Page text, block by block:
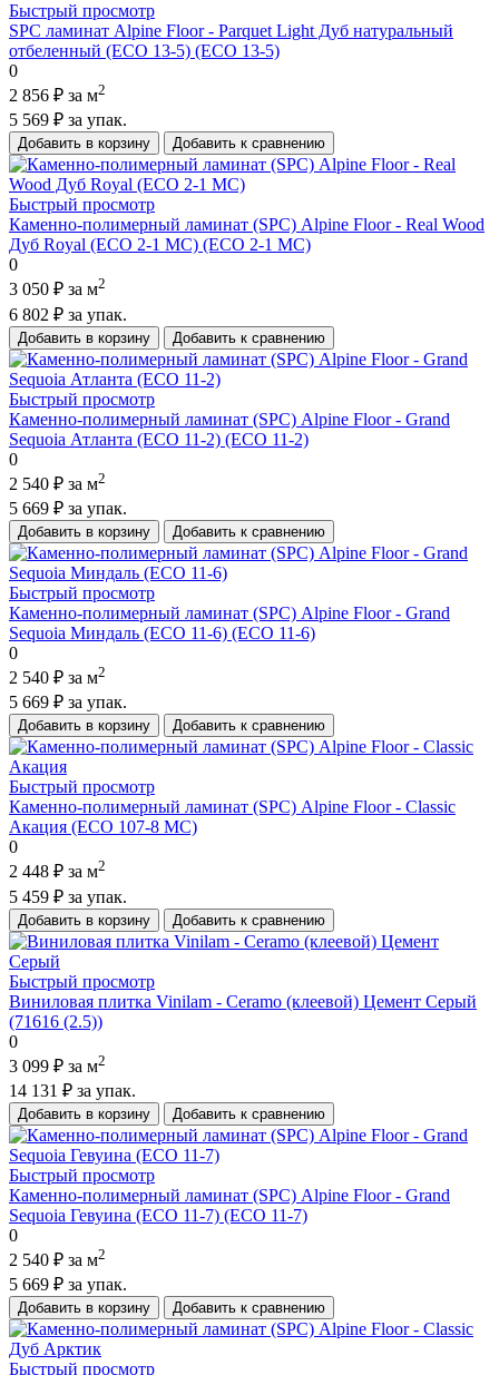
Быстрый просмотр
SPC ламинат Alpine Floor - Parquet Light Дуб натуральный
отбеленный (ECO 13-5) (ECO 13-5)
0
2 856 ₽ за м2
5 569 ₽ за упак.
Добавить в корзину Добавить к сравнению
Быстрый просмотр
Каменно-полимерный ламинат (SPC) Alpine Floor - Real Wood
Дуб Royal (ECO 2-1 MC) (ECO 2-1 MC)
0
3 050 ₽ за м2
6 802 ₽ за упак.
Добавить в корзину Добавить к сравнению
Быстрый просмотр
Каменно-полимерный ламинат (SPC) Alpine Floor - Grand
Sequoia Атланта (ECO 11-2) (ECO 11-2)
0
2 540 ₽ за м2
5 669 ₽ за упак.
Добавить в корзину Добавить к сравнению
Быстрый просмотр
Каменно-полимерный ламинат (SPC) Alpine Floor - Grand
Sequoia Миндаль (ECO 11-6) (ECO 11-6)
0
2 540 ₽ за м2
5 669 ₽ за упак.
Добавить в корзину Добавить к сравнению
Быстрый просмотр
Каменно-полимерный ламинат (SPC) Alpine Floor - Classic
Акация (ECO 107-8 MC)
0
2 448 ₽ за м2
5 459 ₽ за упак.
Добавить в корзину Добавить к сравнению
Быстрый просмотр
Виниловая плитка Vinilam - Ceramo (клеевой) Цемент Серый
(71616 (2.5))
0
3 099 ₽ за м2
14 131 ₽ за упак.
Добавить в корзину Добавить к сравнению
Быстрый просмотр
Каменно-полимерный ламинат (SPC) Alpine Floor - Grand
Sequoia Гевуина (ECO 11-7) (ECO 11-7)
0
2 540 ₽ за м2
5 669 ₽ за упак.
Добавить в корзину Добавить к сравнению
Быстрый просмотр